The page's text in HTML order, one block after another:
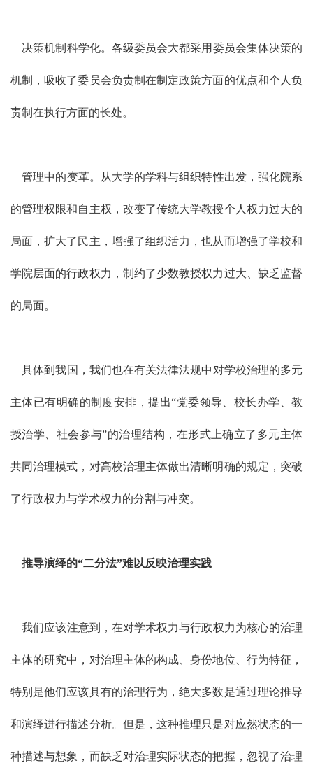
决策机制科学化。各级委员会大都采用委员会集体决策的
机制，吸收了委员会负责制在制定政策方面的优点和个人负
责制在执行方面的长处。
管理中的变革。从大学的学科与组织特性出发，强化院系
的管理权限和自主权，改变了传统大学教授个人权力过大的
局面，扩大了民主，增强了组织活力，也从而增强了学校和
学院层面的行政权力，制约了少数教授权力过大、缺乏监督
的局面。
具体到我国，我们也在有关法律法规中对学校治理的多元
主体已有明确的制度安排，提出“党委领导、校长办学、教
授治学、社会参与”的治理结构，在形式上确立了多元主体
共同治理模式，对高校治理主体做出清晰明确的规定，突破
了行政权力与学术权力的分割与冲突。
推导演绎的“二分法”难以反映治理实践
我们应该注意到，在对学术权力与行政权力为核心的治理
主体的研究中，对治理主体的构成、身份地位、行为特征，
特别是他们应该具有的治理行为，绝大多数是通过理论推导
和演绎进行描述分析。但是，这种推理只是对应然状态的一
种描述与想象，而缺乏对治理实际状态的把握，忽视了治理